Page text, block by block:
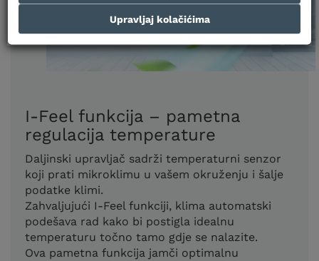
I-Feel funkcija – pametna
regulacija temperature
Daljinski upravljač sadrži temperaturni senzor
koji prati mikroklimu u vašem okruženju i šalje
podatke klimi.
Zahvaljujući I-Feel funkciji, klima automatski
podešava rad kako bi postigla idealnu
temperaturu točno tamo gdje se nalazite.
Ova pametna funkcija jamči optimalnu
Upravljaj kolačićima